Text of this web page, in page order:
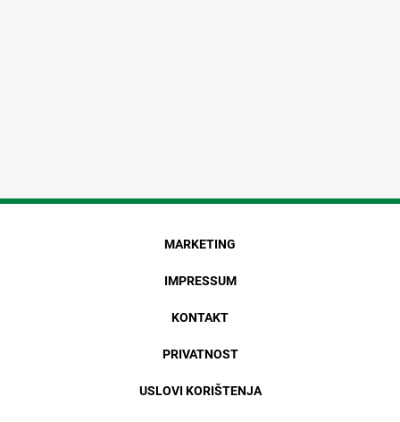
MARKETING
IMPRESSUM
KONTAKT
PRIVATNOST
USLOVI KORIŠTENJA